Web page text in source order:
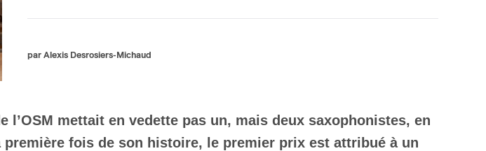
par Alexis Desrosiers-Michaud
mettait en vedette pas un, mais deux saxophonistes, en
fois de son histoire, le premier prix est attribué à un